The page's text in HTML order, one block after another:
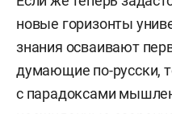
новые горизонты
знания осваивают
думающие по-русски,
с парадоксами